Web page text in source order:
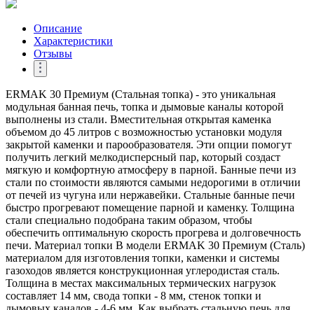
Описание
Характеристики
Отзывы
ERMAK 30 Премиум (Стальная топка) - это уникальная
модульная банная печь, топка и дымовые каналы которой
выполнены из стали. Вместительная открытая каменка
объемом до 45 литров с возможностью установки модуля
закрытой каменки и парообразователя. Эти опции помогут
получить легкий мелкодисперсный пар, который создаст
мягкую и комфортную атмосферу в парной. Банные печи из
стали по стоимости являются самыми недорогими в отличии
от печей из чугуна или нержавейки. Стальные банные печи
быстро прогревают помещение парной и каменку. Толщина
стали специально подобрана таким образом, чтобы
обеспечить оптимальную скорость прогрева и долговечность
печи. Материал топки В модели ERMAK 30 Премиум (Сталь)
материалом для изготовления топки, каменки и системы
газоходов является конструкционная углеродистая сталь.
Толщина в местах максимальных термических нагрузок
составляет 14 мм, свода топки - 8 мм, стенок топки и